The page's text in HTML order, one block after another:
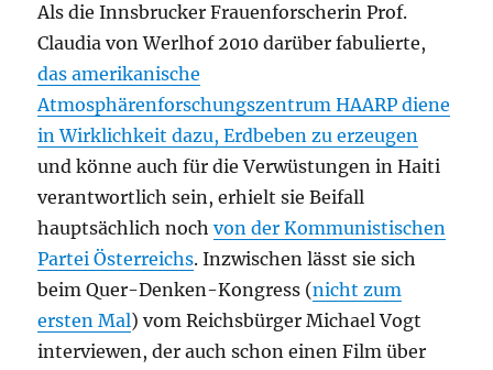
Als die Innsbrucker Frauenforscherin Prof.
Claudia von Werlhof 2010 darüber fabulierte,
das amerikanische
Atmosphärenforschungszentrum HAARP diene
in Wirklichkeit dazu, Erdbeben zu erzeugen
und könne auch für die Verwüstungen in Haiti
verantwortlich sein, erhielt sie Beifall
hauptsächlich nochvon der Kommunistischen
Partei Österreichs. Inzwischen lässt sie sich
beim Quer-Denken-Kongress (nicht zum
ersten Mal) vom Reichsbürger Michael Vogt
interviewen, der auch schon einen Film über